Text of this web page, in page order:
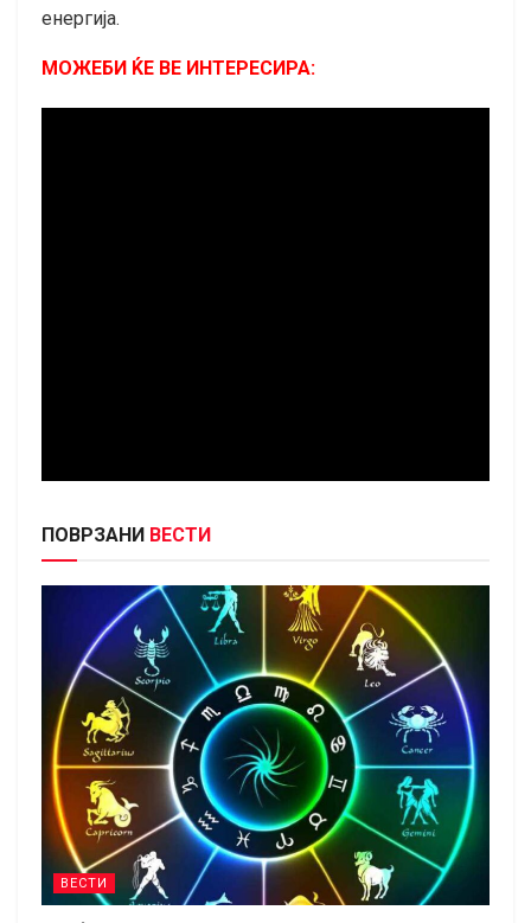
енергија.
МОЖЕБИ ЌЕ ВЕ ИНТЕРЕСИРА:
ПОВРЗАНИ ВЕСТИ
ВЕСТИ